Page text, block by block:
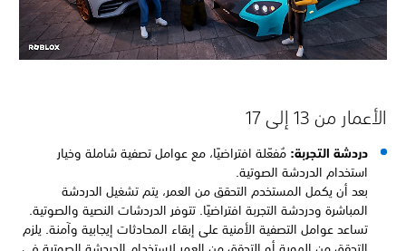
من 13 إلى 17
دردشة التجربة:مُفعّلة افتراضيًا، مع عوامل تصفية شاملة وخيار
استخدام الدردشة الصوتية.
بعد أن يكمل المستخدم التحقق من العمر، يتم تشغيل الدردشة
المباشرة ودردشة التجربة افتراضيًا. تتوفر الدردشات النصية والصوتية.
تساعد عوامل التصفية الأمنية على إبقاء المحادثات إيجابية وآمنة. يلزم